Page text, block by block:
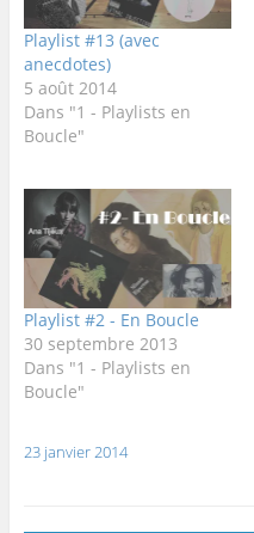
Playlist #13 (avec
anecdotes)
5 août 2014
Dans "1 - Playlists en
Boucle"
Playlist #2 - En Boucle
30 septembre 2013
Dans "1 - Playlists en
Boucle"
23 janvier 2014